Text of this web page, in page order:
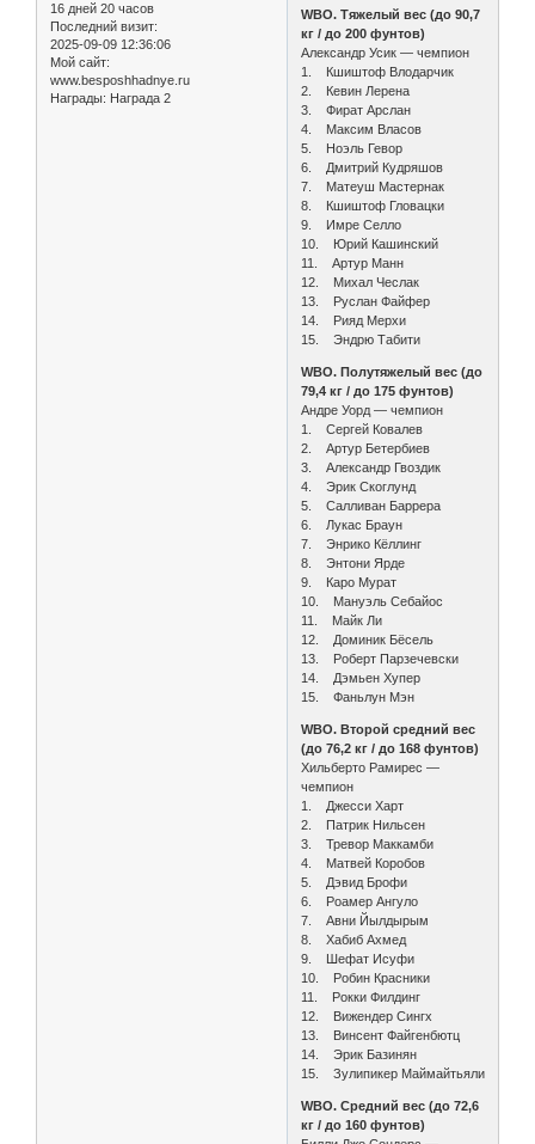
16 дней 20 часов
Последний визит:
2025-09-09 12:36:06
Мой сайт:
www.besposhhadnye.ru
Награды: Награда 2
WBO. Тяжелый вес (до 90,7
кг / до 200 фунтов)
Александр Усик — чемпион
1. Кшиштоф Влодарчик
2. Кевин Лерена
3. Фират Арслан
4. Максим Власов
5. Ноэль Гевор
6. Дмитрий Кудряшов
7. Матеуш Мастернак
8. Кшиштоф Гловацки
9. Имре Селло
10. Юрий Кашинский
11. Артур Манн
12. Михал Чеслак
13. Руслан Файфер
14. Рияд Мерхи
15. Эндрю Табити
WBO. Полутяжелый вес (до
79,4 кг / до 175 фунтов)
Андре Уорд — чемпион
1. Сергей Ковалев
2. Артур Бетербиев
3. Александр Гвоздик
4. Эрик Скоглунд
5. Салливан Баррера
6. Лукас Браун
7. Энрико Кёллинг
8. Энтони Ярде
9. Каро Мурат
10. Мануэль Себайос
11. Майк Ли
12. Доминик Бёсель
13. Роберт Парзечевски
14. Дэмьен Хупер
15. Фаньлун Мэн
WBO. Второй средний вес
(до 76,2 кг / до 168 фунтов)
Хильберто Рамирес —
чемпион
1. Джесси Харт
2. Патрик Нильсен
3. Тревор Маккамби
4. Матвей Коробов
5. Дэвид Брофи
6. Роамер Ангуло
7. Авни Йылдырым
8. Хабиб Ахмед
9. Шефат Исуфи
10. Робин Красники
11. Рокки Филдинг
12. Вижендер Сингх
13. Винсент Файгенбютц
14. Эрик Базинян
15. Зулипикер Маймайтьяли
WBO. Средний вес (до 72,6
кг / до 160 фунтов)